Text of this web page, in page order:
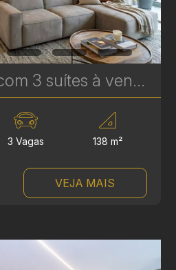
Apartamento com 3 suítes à venda no Vitra Água Verde - 138 m² - 3 Vagas - Alto Padrão | Ref. 1706
3 Vagas 138 m²
VEJA MAIS